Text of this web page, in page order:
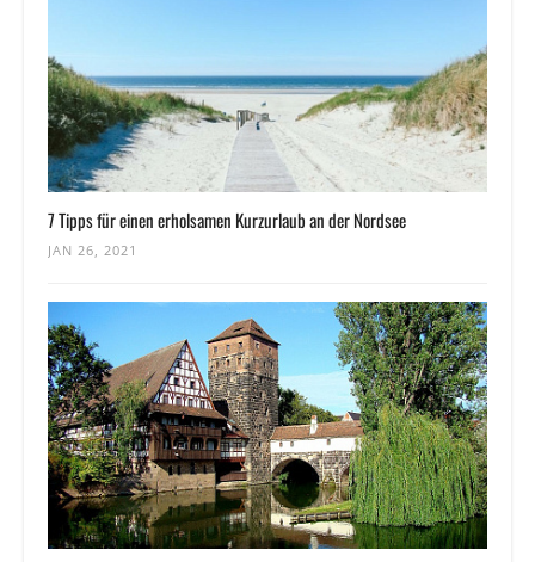
7 Tipps für einen erholsamen Kurzurlaub an der Nordsee
JAN 26, 2021